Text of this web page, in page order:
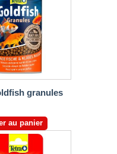
granules
au panier